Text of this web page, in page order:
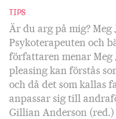
TIPS
Är du arg på mig? Meg
Psykoterapeuten och
författaren menar Meg
pleasing kan förstås
och då det som kallas
anpassar sig till
Gillian Anderson